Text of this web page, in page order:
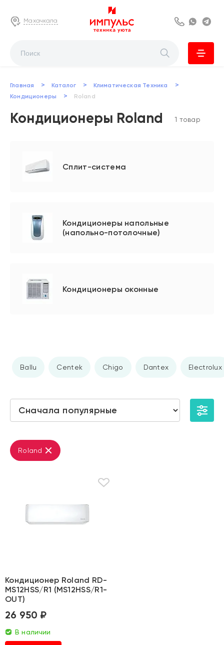
Махачкала 8 800 222 63
Главная > Каталог > Климатическая Техника >
Кондиционеры > Roland
Кондиционеры Roland 1 товар
Сплит-система
Кондиционеры напольные
(напольно-потолочные)
Кондиционеры оконные
Ballu Centek Chigo Dantex Electrolux
Roland
Кондиционер Roland RD-
MS12HSS/R1 (MS12HSS/R1-
OUT)
26 950 ₽
В наличии